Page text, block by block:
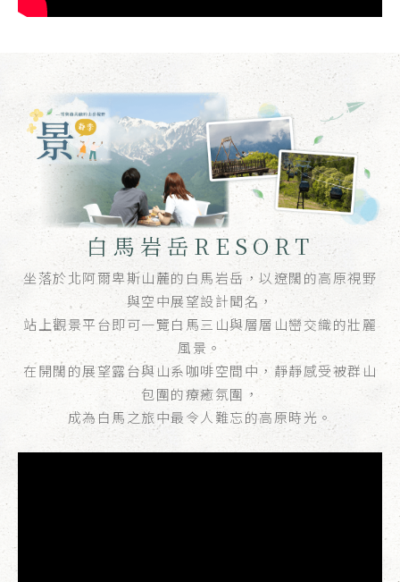
白馬岩岳RESORT
坐落於北阿爾卑斯山麓的白馬岩岳，以遼闊的高原視野
與空中展望設計聞名，
站上觀景平台即可一覽白馬三山與層層山巒交織的壯麗
風景。
在開闊的展望露台與山系咖啡空間中，靜靜感受被群山
包圍的療癒氛圍，
成為白馬之旅中最令人難忘的高原時光。